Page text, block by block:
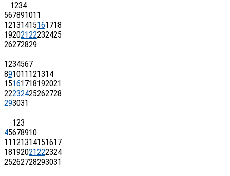
1234
567891011
12131415161718
19202122232425
26272829
1234567
891011 121314
15161718192021
22232425262728
293031
123
45678910
11 121314151617
18192021222324
25262728293031